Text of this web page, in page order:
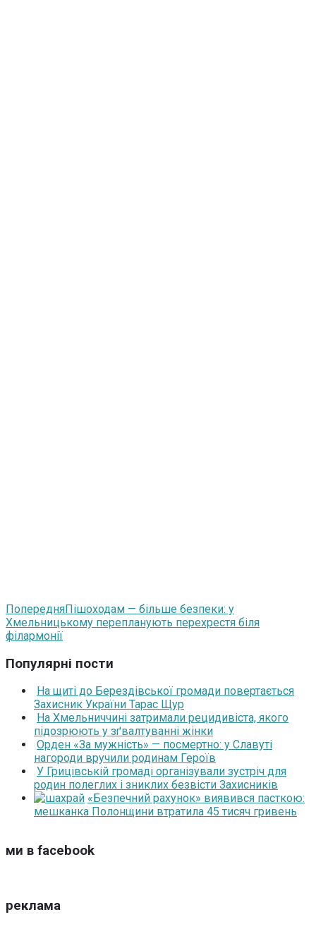
ПопередняПішоходам — більше безпеки: у
Хмельницькому перепланують перехрестя біля
філармонії
Популярні пости
На щиті до Берездівської громади повертається
Захисник України Тарас Щур
На Хмельниччині затримали рецидивіста, якого
підозрюють у зґвалтуванні жінки
Орден «За мужність» — посмертно: у Славуті
нагороди вручили родинам Героїв
У Грицівській громаді організували зустріч для
родин полеглих і зниклих безвісти Захисників
«Безпечний рахунок» виявився пасткою:
мешканка Полонщини втратила 45 тисяч гривень
ми в facebook
реклама